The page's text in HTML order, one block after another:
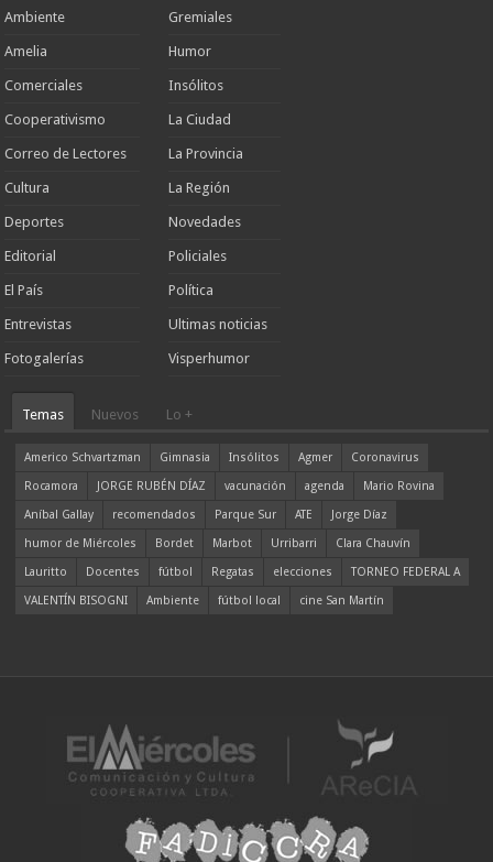
Ambiente
Amelia
Comerciales
Cooperativismo
Correo de Lectores
Cultura
Deportes
Editorial
El País
Entrevistas
Fotogalerías
Gremiales
Humor
Insólitos
La Ciudad
La Provincia
La Región
Novedades
Policiales
Política
Ultimas noticias
Visperhumor
Temas Nuevos Lo +
Americo Schvartzman Gimnasia Insólitos Agmer
Coronavirus
Rocamora
JORGE RUBÉN DÍAZ vacunación agenda
Mario Rovina
Aníbal Gallay
recomendados Parque Sur ATE
Jorge Díaz
humor de Miércoles
Bordet Marbot Urribarri
Clara Chauvín
Lauritto
Docentes fútbol Regatas elecciones
TORNEO FEDERAL A
VALENTÍN BISOGNI
Ambiente fútbol local cine San Martín